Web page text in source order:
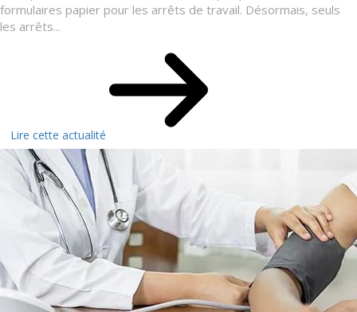
formulaires papier pour les arrêts de travail. Désormais, seuls
les arrêts...
Lire cette actualité